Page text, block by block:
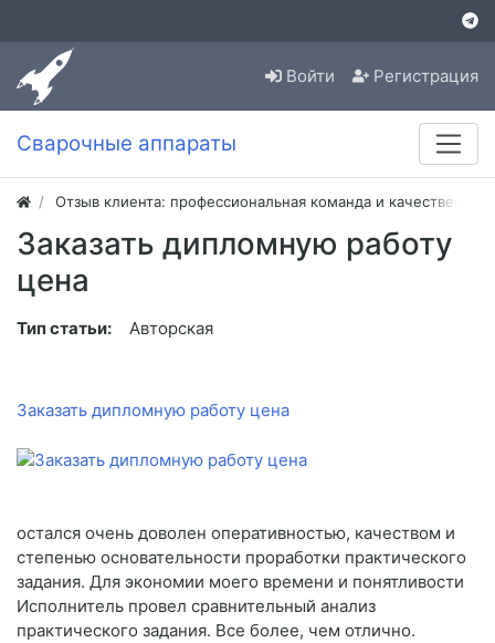
Войти Регистрация
Сварочные аппараты
Отзыв клиента: профессиональная команда и
Заказать дипломную работу
цена
Тип статьи: Авторская
Заказать дипломную работу цена
остался очень доволен оперативностью, качеством и
степенью основательности проработки практического
задания. Для экономии моего времени и понятливости
Исполнитель провел сравнительный анализ
практического задания. Все более, чем отлично.